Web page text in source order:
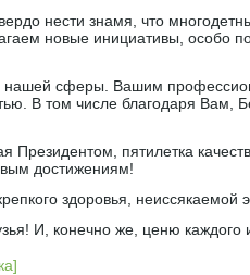
нести знамя, что
новые инициативы, особо
нашей сферы. Вашим
В том числе благодаря Вам,
Президентом, пятилетка
достижениям!
здоровья, неиссякаемой
И, конечно же, ценю каждого